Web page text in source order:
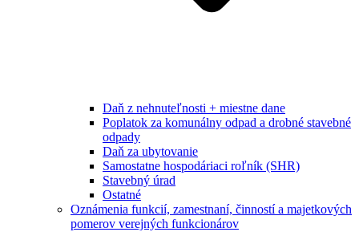
Daň z nehnuteľnosti + miestne dane
Poplatok za komunálny odpad a drobné stavebné
odpady
Daň za ubytovanie
Samostatne hospodáriaci roľník (SHR)
Stavebný úrad
Ostatné
Oznámenia funkcií, zamestnaní, činností a majetkových
pomerov verejných funkcionárov